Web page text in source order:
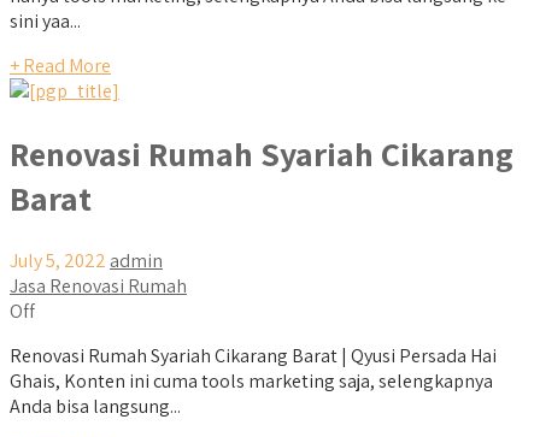
sini yaa...
+ Read More
Renovasi Rumah Syariah Cikarang
Barat
July 5, 2022 admin
Jasa Renovasi Rumah
Off
Renovasi Rumah Syariah Cikarang Barat | Qyusi Persada Hai
Ghais, Konten ini cuma tools marketing saja, selengkapnya
Anda bisa langsung...